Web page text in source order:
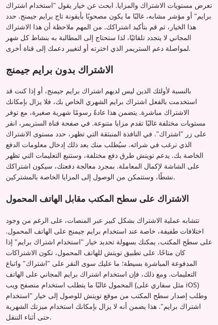
تعرض مستويات الاشتراك والمزايا. ابحث عن خيار يقول "استخدام اشتراك
برايم" أو مؤشر مشابه، غالبًا ما يكون مصحوبًا بأيقونة تاج برايم جيمنج. حدد
هذا الخيار، ثم قم بتأكيد اشتراكك. من المهم ملاحظة أن هذا الاشتراك
المجاني لا يتجدد تلقائيًا، لذا ستحتاج إلى المطالبة به بنشاط كل شهر
لمواصلة دعم الستريمر الذي اخترته أو لتغيير دعمك إلى قناة أخرى.
الاشتراك بدون برايم جيمنج
بالنسبة لأولئك الذين ليس لديهم اشتراك برايم جيمنج، أو إذا كنت قد
استخدمت بالفعل اشتراك برايم الشهري الخاص بك، فلا يزال بإمكانك
الاشتراك مباشرة. يتضمن هذا عادةً رسومًا شهرية صغيرة، مع توفر
مستويات مختلفة غالبًا تقدم مزايا متنوعة. في صفحة قناة الستريمر، انقر
على زر "اشتراك". في النافذة المنبثقة التي تظهر، حدد مستوى الاشتراك
الذي ترغب في شرائه. سيُطلب منك بعد ذلك إدخال معلومات الدفع
الخاصة بك. يدعم تويتش طرق دفع مختلفة، وستتبع التعليمات التي تظهر
على الشاشة لإكمال المعاملة. بمجرد معالجة دفعتك، سيكون اشتراكك
نشطًا، وستتمكن من الوصول إلى المزايا الخاصة بالمشتركين.
الاشتراك على سطح المكتب مقابل الهاتف المحمول
تتشابه عملية الاشتراك بشكل كبير عبر المنصات، على الرغم من وجود
اختلافات طفيفة، خاصة عند استخدام برايم جيمنج على الهاتف المحمول.
على سطح المكتب، يمكنك بسهولة تحديد خيار "استخدام اشتراك برايم" إذا
كان متاحًا. على تطبيق تويتش للهاتف المحمول، تكون الاشتراكات
المدفوعة المباشرة بسيطة؛ ما عليك سوى النقر على "اشتراك" واتباع
التعليمات. ومع ذلك، فإن استخدام اشتراك برايم المجاني على الهاتف
المحمول غالبًا ما يتطلب استخدام متصفح ويب (مثل سفاري على iOS)
وطلب إصدار سطح المكتب من موقع تويتش للوصول إلى خيار "استخدام
اشتراك برايم". هذا يضمن أنه لا يزال بإمكانك استخدام ميزتك الشهرية
حتى أثناء التنقل.